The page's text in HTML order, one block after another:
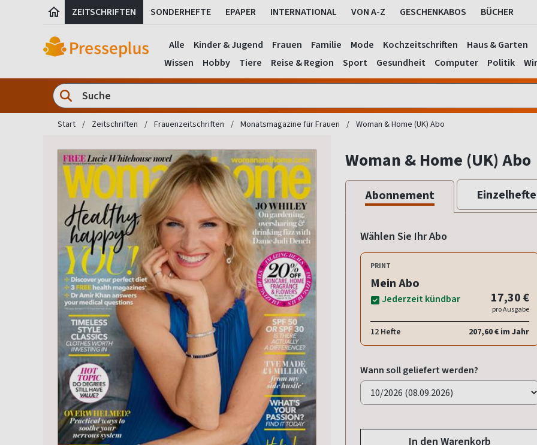
ZEITSCHRIFTEN SONDERHEFTE EPAPER INTERNATIONAL VON A-Z GESCHENKABOS BÜCHER
Alle Kinder & Jugend Frauen Familie Mode Kochzeitschriften Haus & Garten
Wissen
Hobby Tiere Reise & Region Sport Gesundheit Computer Politik
Start Zeitschriften Frauenzeitschriften Monatsmagazine für Frauen Woman & Home (UK) Abo
Woman & Home (UK) Abo
Abonnement Einzelhefte
Wählen Sie Ihr Abo
PRINT
Mein Abo
Jederzeit kündbar 17,30 €
pro Ausgabe
12 Hefte 207,60 € im Jahr
Wann soll geliefert werden?
In den Warenkorb